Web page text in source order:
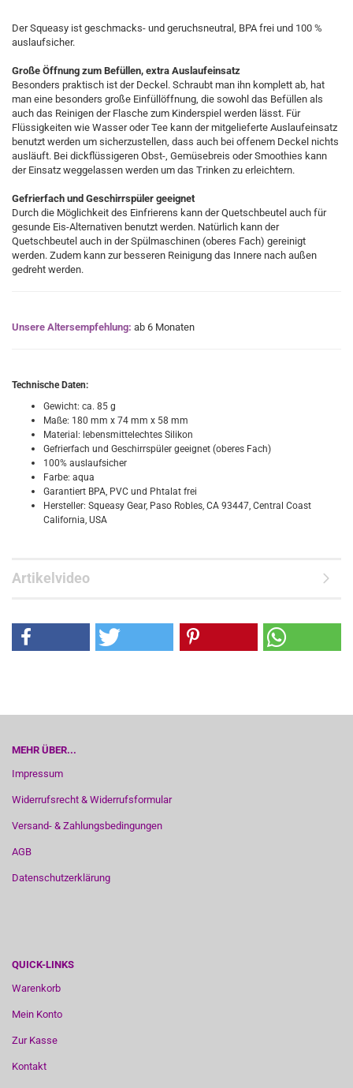
Der Squeasy ist geschmacks- und geruchsneutral, BPA frei und 100 %
auslaufsicher.
Große Öffnung zum Befüllen, extra Auslaufeinsatz
Besonders praktisch ist der Deckel. Schraubt man ihn komplett ab, hat
man eine besonders große Einfüllöffnung, die sowohl das Befüllen als
auch das Reinigen der Flasche zum Kinderspiel werden lässt. Für
Flüssigkeiten wie Wasser oder Tee kann der mitgelieferte Auslaufeinsatz
benutzt werden um sicherzustellen, dass auch bei offenem Deckel nichts
ausläuft. Bei dickflüssigeren Obst-, Gemüsebreis oder Smoothies kann
der Einsatz weggelassen werden um das Trinken zu erleichtern.
Gefrierfach und Geschirrspüler geeignet
Durch die Möglichkeit des Einfrierens kann der Quetschbeutel auch für
gesunde Eis-Alternativen benutzt werden. Natürlich kann der
Quetschbeutel auch in der Spülmaschinen (oberes Fach) gereinigt
werden. Zudem kann zur besseren Reinigung das Innere nach außen
gedreht werden.
Unsere Altersempfehlung: ab 6 Monaten
Technische Daten:
Gewicht: ca. 85 g
Maße: 180 mm x 74 mm x 58 mm
Material: lebensmittelechtes Silikon
Gefrierfach und Geschirrspüler geeignet (oberes Fach)
100% auslaufsicher
Farbe: aqua
Garantiert BPA, PVC und Phtalat frei
Hersteller: Squeasy Gear, Paso Robles, CA 93447, Central Coast
California, USA
Artikelvideo
MEHR ÜBER...
Impressum
Widerrufsrecht & Widerrufsformular
Versand- & Zahlungsbedingungen
AGB
Datenschutzerklärung
QUICK-LINKS
Warenkorb
Mein Konto
Zur Kasse
Kontakt